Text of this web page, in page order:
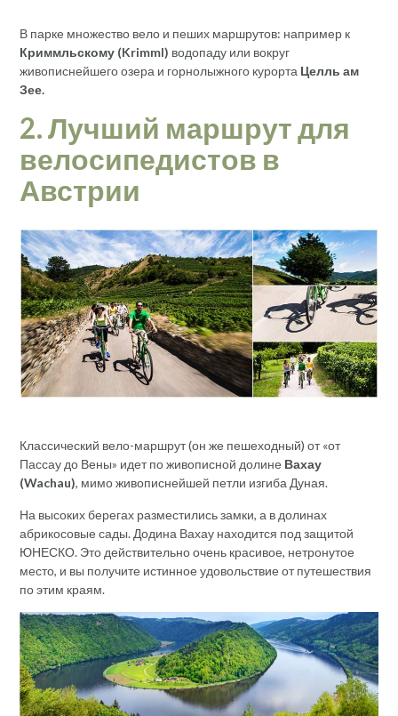
В парке множество вело и пеших маршрутов: например к
Криммльскому (Krimml) водопаду или вокруг
живописнейшего озера и горнолыжного курорта Целль ам
Зее.
2. Лучший маршрут для
велосипедистов в
Австрии
Классический вело-маршрут (он же пешеходный) от «от
Пассау до Вены» идет по живописной долине Вахау
(Wachau), мимо живописнейшей петли изгиба Дуная.
На высоких берегах разместились замки, а в долинах
абрикосовые сады. Додина Вахау находится под защитой
ЮНЕСКО. Это действительно очень красивое, нетронутое
место, и вы получите истинное удовольствие от путешествия
по этим краям.